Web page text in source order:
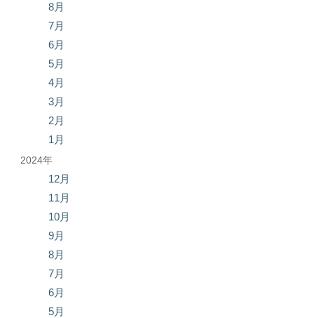
8月
7月
6月
5月
4月
3月
2月
1月
2024年
12月
11月
10月
9月
8月
7月
6月
5月